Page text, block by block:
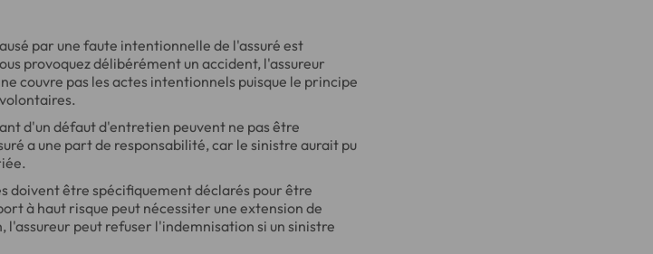
par une faute intentionnelle de l'assuré est
provoquez délibérément un accident, l'assureur
couvre pas les actes intentionnels puisque le principe
d'un défaut d'entretien peuvent ne pas être
a une part de responsabilité, car le sinistre aurait pu
doivent être spécifiquement déclarés pour être
à haut risque peut nécessiter une extension de
l'assureur peut refuser l'indemnisation si un sinistre